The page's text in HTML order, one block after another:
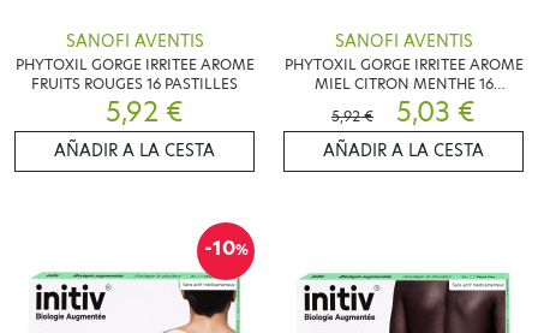
SANOFI AVENTIS
PHYTOXIL GORGE IRRITEE AROME
FRUITS ROUGES 16 PASTILLES
5,92 €
AÑADIR A LA CESTA
SANOFI AVENTIS
PHYTOXIL GORGE IRRITEE AROME
MIEL CITRON MENTHE 16
PASTILLES
5,92 € 5,03 €
AÑADIR A LA CESTA
-10%